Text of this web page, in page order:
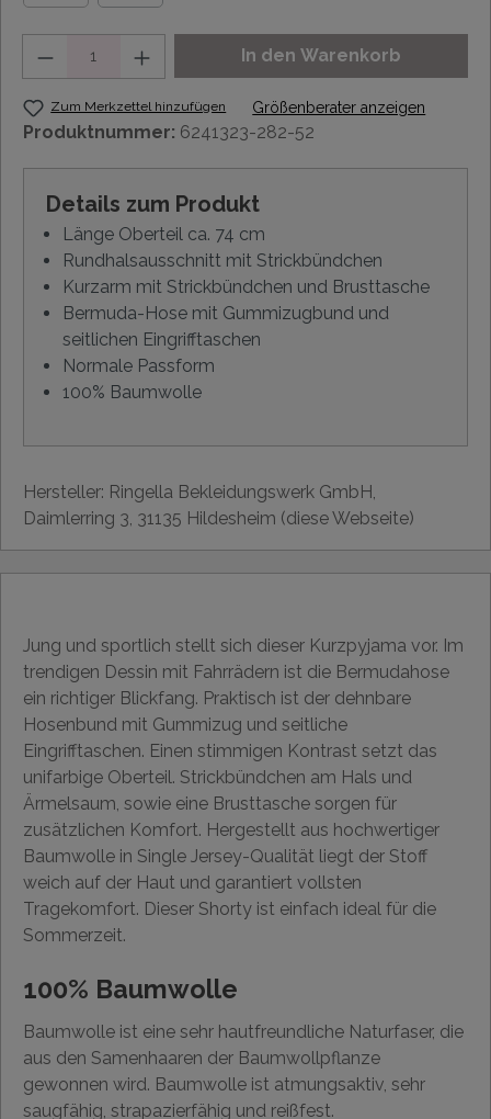
In den Warenkorb
Zum Merkzettel hinzufügen Größenberater anzeigen
Produktnummer: 6241323-282-52
Details zum Produkt
Länge Oberteil ca. 74 cm
Rundhalsausschnitt mit Strickbündchen
Kurzarm mit Strickbündchen und Brusttasche
Bermuda-Hose mit Gummizugbund und
seitlichen Eingrifftaschen
Normale Passform
100% Baumwolle
Hersteller: Ringella Bekleidungswerk GmbH,
Daimlerring 3, 31135 Hildesheim (diese Webseite)
Jung und sportlich stellt sich dieser Kurzpyjama vor. Im
trendigen Dessin mit Fahrrädern ist die Bermudahose
ein richtiger Blickfang. Praktisch ist der dehnbare
Hosenbund mit Gummizug und seitliche
Eingrifftaschen. Einen stimmigen Kontrast setzt das
unifarbige Oberteil. Strickbündchen am Hals und
Ärmelsaum, sowie eine Brusttasche sorgen für
zusätzlichen Komfort. Hergestellt aus hochwertiger
Baumwolle in Single Jersey-Qualität liegt der Stoff
weich auf der Haut und garantiert vollsten
Tragekomfort. Dieser Shorty ist einfach ideal für die
Sommerzeit.
100% Baumwolle
Baumwolle ist eine sehr hautfreundliche Naturfaser, die
aus den Samenhaaren der Baumwollpflanze
gewonnen wird. Baumwolle ist atmungsaktiv, sehr
saugfähig, strapazierfähig und reißfest.